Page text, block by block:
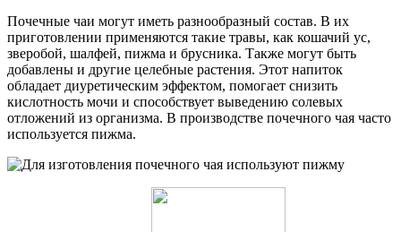
Почечные чаи могут иметь разнообразный состав. В их
приготовлении применяются такие травы, как кошачий ус,
зверобой, шалфей, пижма и брусника. Также могут быть
добавлены и другие целебные растения. Этот напиток
обладает диуретическим эффектом, помогает снизить
кислотность мочи и способствует выведению солевых
отложений из организма. В производстве почечного чая часто
используется пижма.